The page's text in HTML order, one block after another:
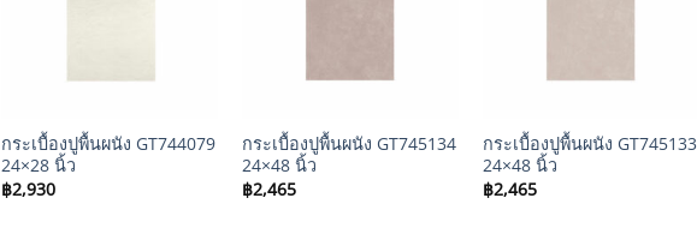
กระเบื้องปูพื้นผนัง GT744079
24×28 นิ้ว
฿2,930
กระเบื้องปูพื้นผนัง GT745134
24×48 นิ้ว
฿2,465
กระเบื้องปูพื้นผนัง GT745133
24×48 นิ้ว
฿2,465